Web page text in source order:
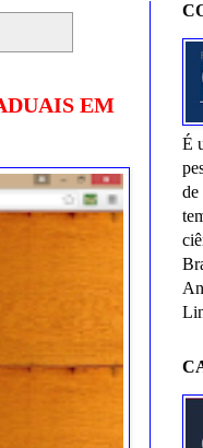
EM
É
de